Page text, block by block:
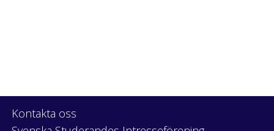
Kontakta oss